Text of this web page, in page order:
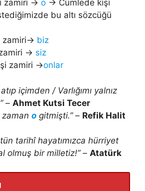
zamiri → o → Cümlede kişi
bu altı sözcüğü
zamiri→ biz
→ siz
zamiri →onlar
içimden / Varlığımı yalnız
” – Ahmet Kutsi Tecer
zaman o gitmişti.” – Refik Halit
tarihî hayatımızca hürriyet
olmuş bir milletiz!” – Atatürk